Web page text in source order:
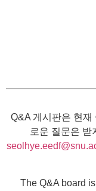
Q&A 게시판은 현재
로운 질문은 받
The Q&A board